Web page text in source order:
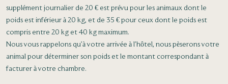
supplément journalier de 20 € est prévu pour les animaux dont le
poids est inférieur à 20 kg, et de 35 € pour ceux dont le poids est
compris entre 20 kg et 40 kg maximum.
Nous vous rappelons qu’à votre arrivée à l’hôtel, nous pèserons votre
animal pour déterminer son poids et le montant correspondant à
facturer à votre chambre.